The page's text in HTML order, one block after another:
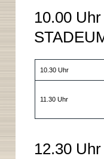
10.00
10.30 Uhr
11.30 Uhr
12.30